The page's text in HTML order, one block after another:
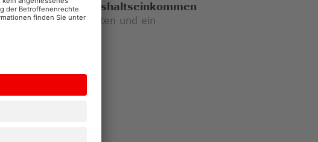
aus dem
Haushaltseinkommen
und ein